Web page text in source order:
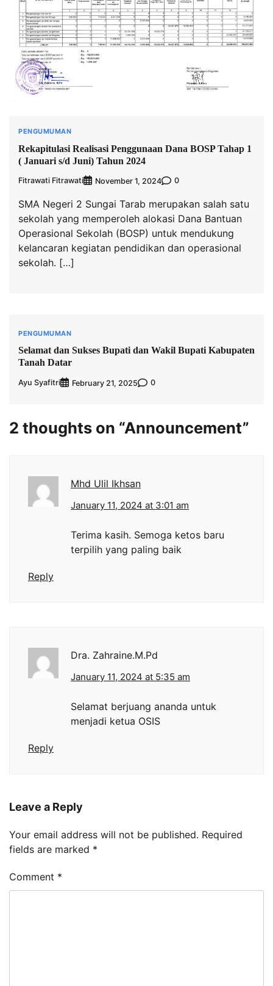
PENGUMUMAN
Rekapitulasi Realisasi Penggunaan Dana BOSP Tahap 1
( Januari s/d Juni) Tahun 2024
Fitrawati Fitrawati November 1, 2024 0
SMA Negeri 2 Sungai Tarab merupakan salah satu
sekolah yang memperoleh alokasi Dana Bantuan
Operasional Sekolah (BOSP) untuk mendukung
kelancaran kegiatan pendidikan dan operasional
sekolah. […]
PENGUMUMAN
Selamat dan Sukses Bupati dan Wakil Bupati Kabupaten
Tanah Datar
Ayu Syafitri February 21, 2025 0
2 thoughts on “Announcement”
Mhd Ulil Ikhsan
January 11, 2024 at 3:01 am
Terima kasih. Semoga ketos baru
terpilih yang paling baik
Reply
Dra. Zahraine.M.Pd
January 11, 2024 at 5:35 am
Selamat berjuang ananda untuk
menjadi ketua OSIS
Reply
Leave a Reply
Your email address will not be published. Required
fields are marked *
Comment *